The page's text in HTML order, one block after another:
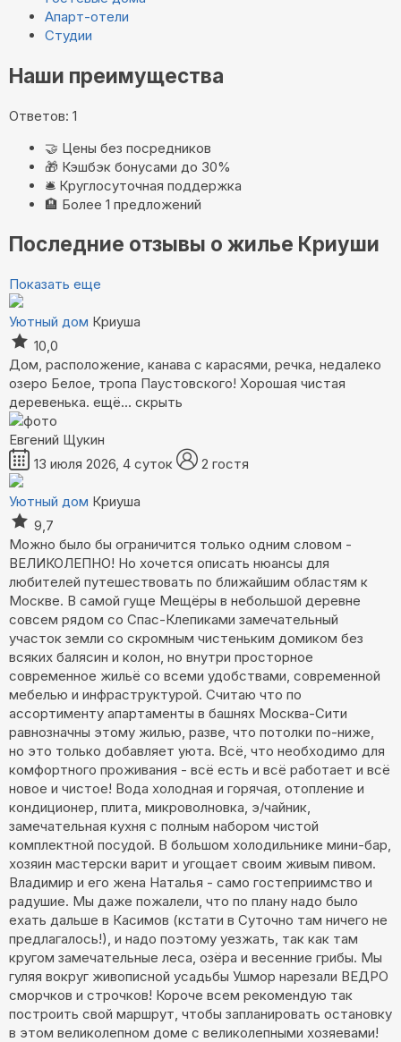
Апарт-отели
Студии
Наши преимущества
Ответов: 1
🤝 Цены без посредников
🎁 Кэшбэк бонусами до 30%
🛎️ Круглосуточная поддержка
🏨 Более 1 предложений
Последние отзывы о жилье Криуши
Показать еще
Уютный дом Криуша
10,0
Дом, расположение, канава с карасями, речка, недалеко
озеро Белое, тропа Паустовского! Хорошая чистая
деревенька. ещё... скрыть
Евгений Щукин
13 июля 2026, 4 суток
2 гостя
Уютный дом Криуша
9,7
Можно было бы ограничится только одним словом -
ВЕЛИКОЛЕПНО! Но хочется описать нюансы для
любителей путешествовать по ближайшим областям к
Москве. В самой гуще Мещёры в небольшой деревне
совсем рядом со Спас-Клепиками замечательный
участок земли со скромным чистеньким домиком без
всяких балясин и колон, но внутри просторное
современное жильё со всеми удобствами, современной
мебелью и инфраструктурой. Считаю что по
ассортименту апартаменты в башнях Москва-Сити
равнозначны этому жилью, разве, что потолки по-ниже,
но это только добавляет уюта. Всё, что необходимо для
комфортного проживания - всё есть и всё работает и всё
новое и чистое! Вода холодная и горячая, отопление и
кондиционер, плита, микроволновка, э/чайник,
замечательная кухня с полным набором чистой
комплектной посудой. В большом холодильнике мини-бар,
хозяин мастерски варит и угощает своим живым пивом.
Владимир и его жена Наталья - само гостеприимство и
радушие. Мы даже пожалели, что по плану надо было
ехать дальше в Касимов (кстати в Суточно там ничего не
предлагалось!), и надо поэтому уезжать, так как там
кругом замечательные леса, озёра и весенние грибы. Мы
гуляя вокруг живописной усадьбы Ушмор нарезали ВЕДРО
сморчков и строчков! Короче всем рекомендую так
построить свой маршрут, чтобы запланировать остановку
в этом великолепном доме с великолепными хозяевами!